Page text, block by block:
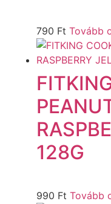
790 Ft Tovább
128G
990 Ft Tovább